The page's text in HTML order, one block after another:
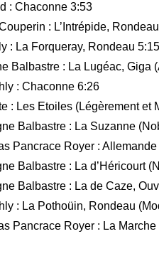
: Chaconne 3:53
: L’Intrépide,
: La Forqueray, Rondeau 5:15
Balbastre : La Lugéac, Giga
: Chaconne 6:26
: Les Etoiles (Légèrement et
Balbastre : La Suzanne
Pancrace Royer : Allemande
Balbastre : La d’Héricourt
Balbastre : La de Caze,
: La Pothoüin, Rondeau
Pancrace Royer : La